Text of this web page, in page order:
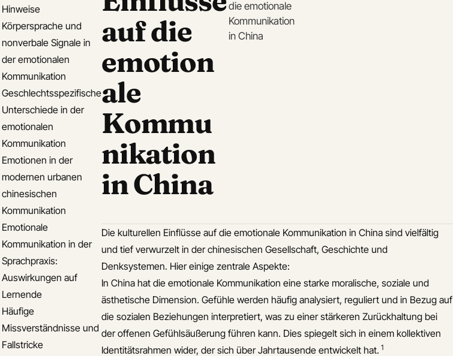
Hinweise
Körpersprache und
nonverbale Signale in
der emotionalen
Kommunikation
Geschlechtsspezifische
Unterschiede in der
emotionalen
Kommunikation
Emotionen in der
modernen urbanen
chinesischen
Kommunikation
Emotionale
Kommunikation in der
Sprachpraxis:
Auswirkungen auf
Lernende
Häufige
Missverständnisse und
Fallstricke
auf die
emotion
ale
Kommu
nikation
in China
die emotionale
Kommunikation
in China
Die kulturellen Einflüsse auf die emotionale Kommunikation in China sind vielfältig
und tief verwurzelt in der chinesischen Gesellschaft, Geschichte und
Denksystemen. Hier einige zentrale Aspekte:
In China hat die emotionale Kommunikation eine starke moralische, soziale und
ästhetische Dimension. Gefühle werden häufig analysiert, reguliert und in Bezug auf
die sozialen Beziehungen interpretiert, was zu einer stärkeren Zurückhaltung bei
der offenen Gefühlsäußerung führen kann. Dies spiegelt sich in einem kollektiven
Identitätsrahmen wider, der sich über Jahrtausende entwickelt hat. 1